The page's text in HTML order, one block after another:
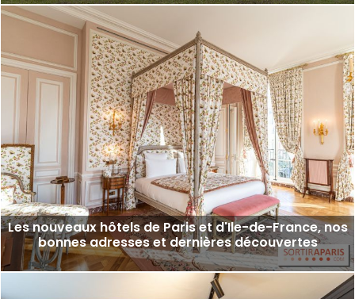
Les nouveaux hôtels de Paris et d'Ile-de-France, nos
bonnes adresses et dernières découvertes